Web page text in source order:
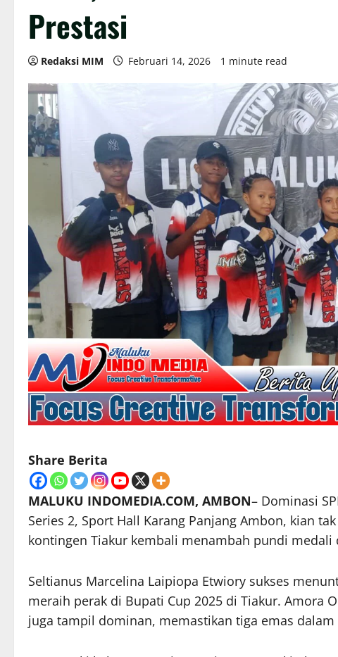
Prestasi
Redaksi MIM Februari 14, 2026 1 minute read
Share Berita
MALUKU INDOMEDIA.COM, AMBON– Dominasi
Series 2, Sport Hall Karang Panjang Ambon, kian
kontingen Tiakur kembali menambah pundi medali
Seltianus Marcelina Laipiopa Etwiory sukses
meraih perak di Bupati Cup 2025 di Tiakur. Amora
juga tampil dominan, memastikan tiga emas